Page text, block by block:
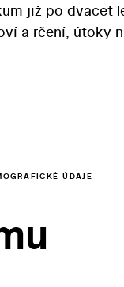
již po dvacet
a rčení, útoky
s ostře
ÚDAJE